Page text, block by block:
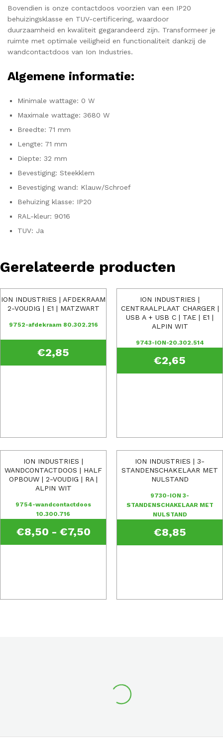
Bovendien is onze contactdoos voorzien van een IP20
behuizingsklasse en TUV-certificering, waardoor
duurzaamheid en kwaliteit gegarandeerd zijn. Transformeer je
ruimte met optimale veiligheid en functionaliteit dankzij de
wandcontactdoos van Ion Industries.
Algemene informatie:
Minimale wattage: 0 W
Maximale wattage: 3680 W
Breedte: 71 mm
Lengte: 71 mm
Diepte: 32 mm
Bevestiging: Steekklem
Bevestiging wand: Klauw/Schroef
Behuizing klasse: IP20
RAL-kleur: 9016
TUV: Ja
Gerelateerde producten
ION INDUSTRIES | AFDEKRAAM
2-VOUDIG | E1 | MATZWART
9752-afdekraam 80.302.216
€2,85
ION INDUSTRIES |
CENTRAALPLAAT CHARGER |
USB A + USB C | TAE | E1 |
ALPIN WIT
9743-ION-20.302.514
€2,65
ION INDUSTRIES |
WANDCONTACTDOOS | HALF
OPBOUW | 2-VOUDIG | RA |
ALPIN WIT
9754-wandcontactdoos
10.300.716
€7,50
-
€8,50 Prijsklasse:
€7,50
ION INDUSTRIES | 3-
STANDENSCHAKELAAR MET
NULSTAND
9730-ION 3-
STANDENSCHAKELAAR MET
NULSTAND
€8,85